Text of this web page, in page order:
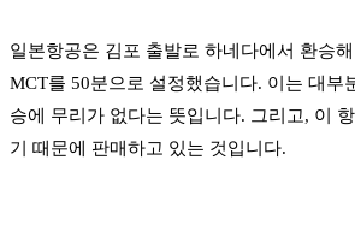
일본항공은 김포 출발로 하네다에서 환승
MCT를 50분으로 설정했습니다. 이는 대부
승에 무리가 없다는 뜻입니다. 그리고, 이
기 때문에 판매하고 있는 것입니다.